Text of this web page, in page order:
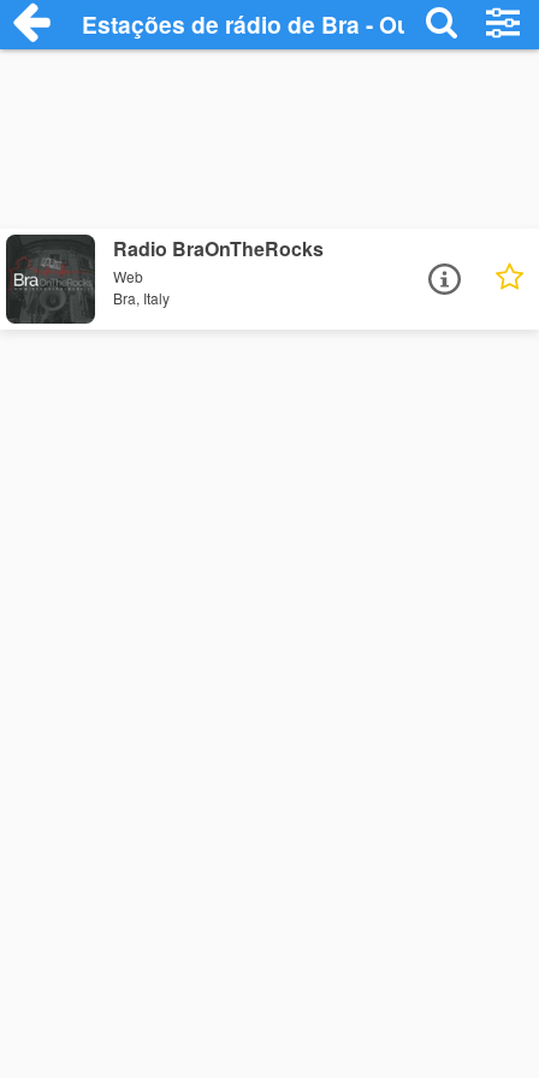
Estações de rádio de Bra - Ouça Online
Radio BraOnTheRocks
Web
Bra, Italy